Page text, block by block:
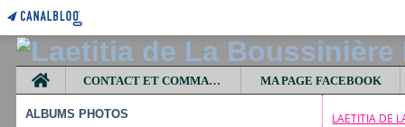
Home
CONTACT ET COMMANDES MA PAGE FACEBOOK
ALBUMS PHOTOS LAETITIA DE